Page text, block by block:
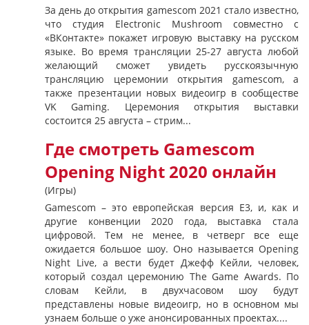
За день до открытия gamescom 2021 стало известно,
что студия Electronic Mushroom совместно с
«ВКонтакте» покажет игровую выставку на русском
языке. Во время трансляции 25-27 августа любой
желающий сможет увидеть русскоязычную
трансляцию церемонии открытия gamescom, а
также презентации новых видеоигр в сообществе
VK Gaming. Церемония открытия выставки
состоится 25 августа – стрим...
Где смотреть Gamescom
Opening Night 2020 онлайн
(Игры)
Gamescom – это европейская версия E3, и, как и
другие конвенции 2020 года, выставка стала
цифровой. Тем не менее, в четверг все еще
ожидается большое шоу. Оно называется Opening
Night Live, а вести будет Джефф Кейли, человек,
который создал церемонию The Game Awards. По
словам Кейли, в двухчасовом шоу будут
представлены новые видеоигр, но в основном мы
узнаем больше о уже анонсированных проектах....